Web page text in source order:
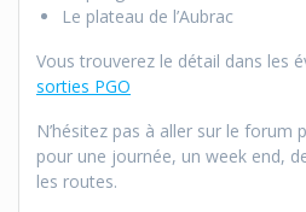
Le plateau de l’Aubrac
Vous trouverez le détail dans les
sorties PGO
N’hésitez pas à aller sur le
pour une journée, un week end,
les routes.